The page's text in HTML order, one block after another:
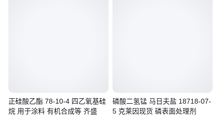
正硅酸乙酯 78-10-4 四乙氧基硅
烷 用于涂料 有机合成等 齐盛
磷酸二氢锰 马日夫盐 18718-07-
5 克莱因现货 磷表面处理剂